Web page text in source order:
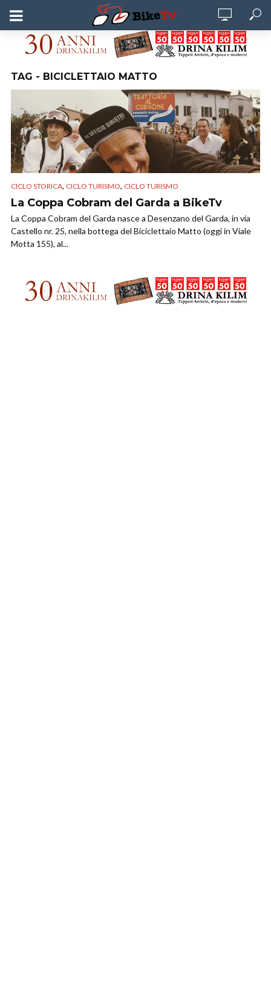
TAG - BICICLETTAIO MATTO
CICLO STORICA, CICLO TURISMO, CICLO TURISMO
La Coppa Cobram del Garda a BikeTv
La Coppa Cobram del Garda nasce a Desenzano del Garda, in via
Castello nr. 25, nella bottega del Biciclettaio Matto (oggi in Viale
Motta 155), al...